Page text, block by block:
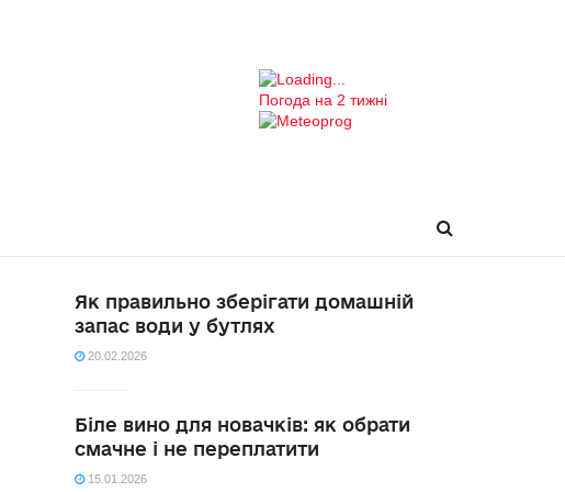
Погода на 2 тижні
Як правильно зберігати домашній
запас води у бутлях
20.02.2026
Біле вино для новачків: як обрати
смачне і не переплатити
15.01.2026